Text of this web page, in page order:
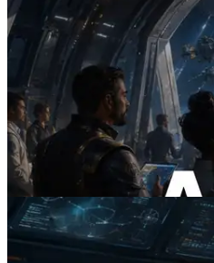
2026.07.04
ERPC lança Solana
x402 — A era em que
pagam sob demanda
precisam
Ler este artigo